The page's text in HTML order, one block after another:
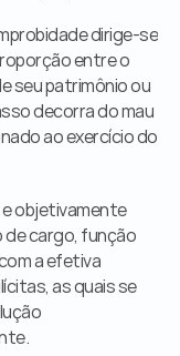
dirige-se
entre o
seu patrimônio ou
decorra do mau
ao exercício do
objetivamente
cargo, função
a efetiva
as quais se